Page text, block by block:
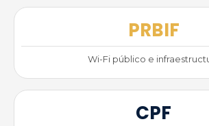
PRBIF
Wi-Fi público e
CPF